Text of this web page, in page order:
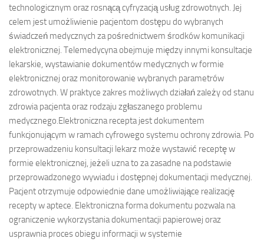
technologicznym oraz rosnącą cyfryzacją usług zdrowotnych. Jej
celem jest umożliwienie pacjentom dostępu do wybranych
świadczeń medycznych za pośrednictwem środków komunikacji
elektronicznej. Telemedycyna obejmuje między innymi konsultacje
lekarskie, wystawianie dokumentów medycznych w formie
elektronicznej oraz monitorowanie wybranych parametrów
zdrowotnych. W praktyce zakres możliwych działań zależy od stanu
zdrowia pacjenta oraz rodzaju zgłaszanego problemu
medycznego.Elektroniczna recepta jest dokumentem
funkcjonującym w ramach cyfrowego systemu ochrony zdrowia. Po
przeprowadzeniu konsultacji lekarz może wystawić receptę w
formie elektronicznej, jeżeli uzna to za zasadne na podstawie
przeprowadzonego wywiadu i dostępnej dokumentacji medycznej.
Pacjent otrzymuje odpowiednie dane umożliwiające realizację
recepty w aptece. Elektroniczna forma dokumentu pozwala na
ograniczenie wykorzystania dokumentacji papierowej oraz
usprawnia proces obiegu informacji w systemie